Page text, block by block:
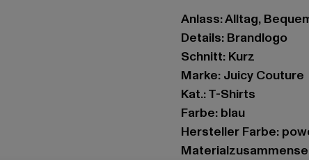
Anlass: Alltag,
Details: Brandlogo
Schnitt: Kurz
Marke: Juicy Couture
Kat.: T-Shirts
Farbe: blau
Hersteller Farbe: